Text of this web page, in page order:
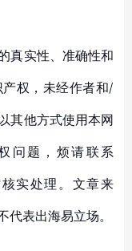
真实性、准确性和
权，未经作者和/
其他方式使用本网
问题，烦请联系
实处理。文章来
表出海易立场。